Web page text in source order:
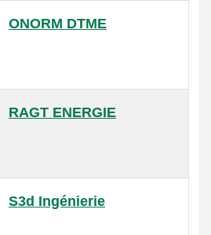
ONORM DTME
RAGT ENERGIE
S3d Ingénierie